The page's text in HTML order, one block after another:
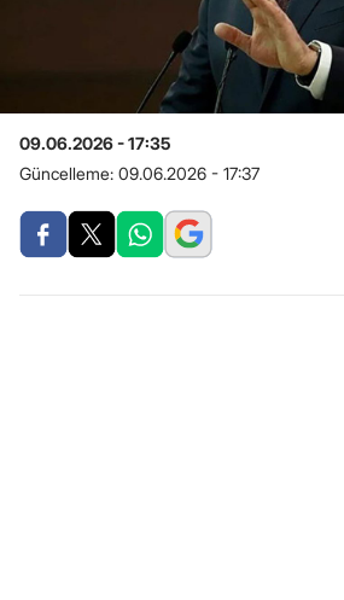
09.06.2026 - 17:35
Güncelleme: 09.06.2026 - 17:37